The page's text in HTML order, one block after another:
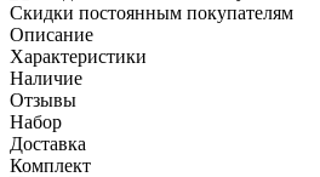
Скидки постоянным покупателям
Описание
Характеристики
Наличие
Отзывы
Набор
Доставка
Комплект